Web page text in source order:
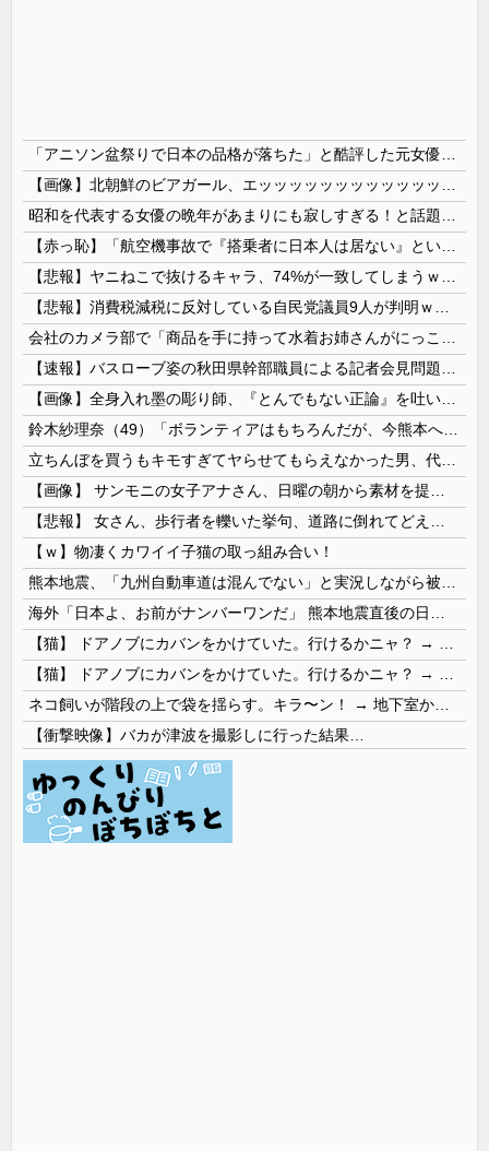
【ｗ】物凄くカワイイ子猫の取っ組み合い！
【衝撃映像】バカが津波を撮影しに行った結果…